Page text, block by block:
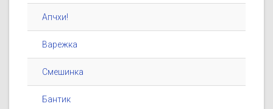
Апчхи!
Варежка
Смешинка
Бантик